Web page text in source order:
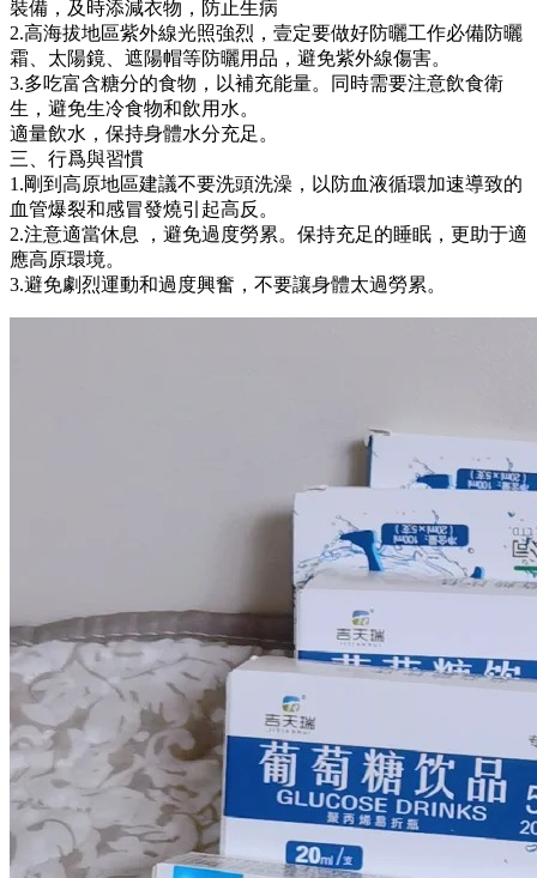
裝備，及時添減衣物，防止生病
2.高海拔地區紫外線光照強烈，壹定要做好防曬工作必備防曬
霜、太陽鏡、遮陽帽等防曬用品，避免紫外線傷害。
3.多吃富含糖分的食物，以補充能量。同時需要注意飲食衛
生，避免生冷食物和飲用水。
適量飲水，保持身體水分充足。
三、行爲與習慣
1.剛到高原地區建議不要洗頭洗澡，以防血液循環加速導致的
血管爆裂和感冒發燒引起高反。
2.注意適當休息 ，避免過度勞累。保持充足的睡眠，更助于適
應高原環境。
3.避免劇烈運動和過度興奮，不要讓身體太過勞累。